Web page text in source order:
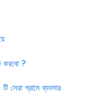
করবো ?
সেরা গ্রামে ব্যবসার